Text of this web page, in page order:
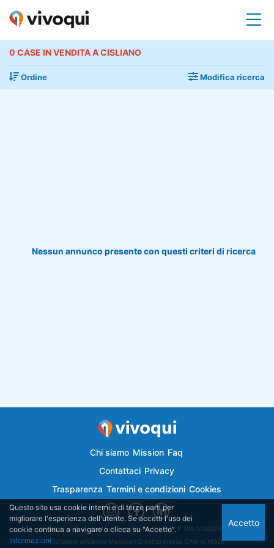
0 CASE IN VENDITA A CISLIANO
Ordine Modifica ricerca
Nessun annunco presente con questi criteri di ricerca
Chi siamo Mission Faq
Contattaci Privacy
Trasparenza Termini e condizioni Cookies
Vivoqui.it è di proprietà di Semplicemutuo Srl - P. IVA 11382050018
Iscrizione all'Elenco Mediatori Creditizi presso OAM n. M526
Questo sito usa cookie interni e di terze parti per
migliorare l'esperienza dell'utente. Se accetti l'uso dei
cookie continua a navigare o clicca su "Accetto".
Informazioni
Accetto